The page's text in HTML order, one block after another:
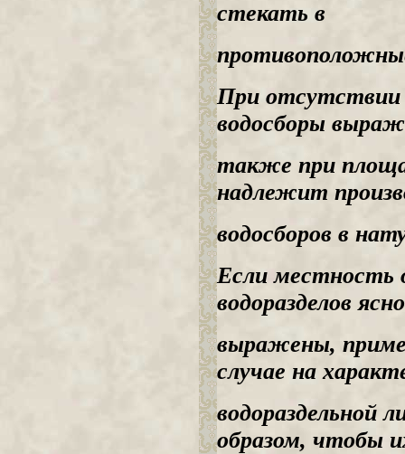
стекать в
При отсутствии
водосборы
также при
надлежит
водосборов в
Если местность
водоразделов ясно
выражены,
случае на
водораздельной
образом, чтобы